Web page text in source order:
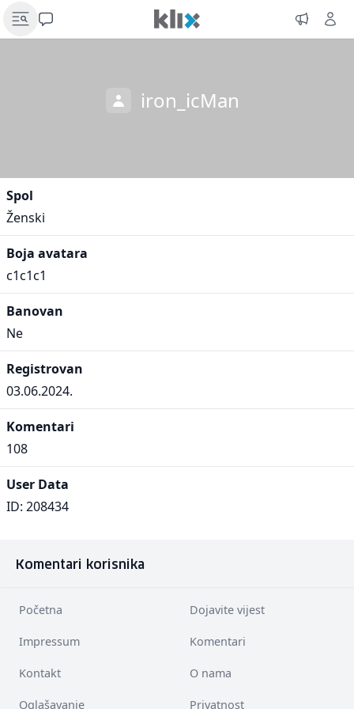
iron_icMan
Spol
Ženski
Boja avatara
c1c1c1
Banovan
Ne
Registrovan
03.06.2024.
Komentari
108
User Data
ID: 208434
Komentari korisnika
Početna Dojavite vijest
Impressum Komentari
Kontakt O nama
Oglašavanje Privatnost